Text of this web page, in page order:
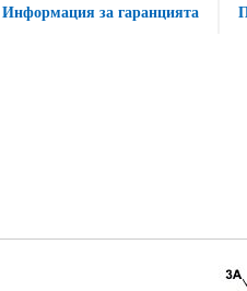
Информация за гаранцията